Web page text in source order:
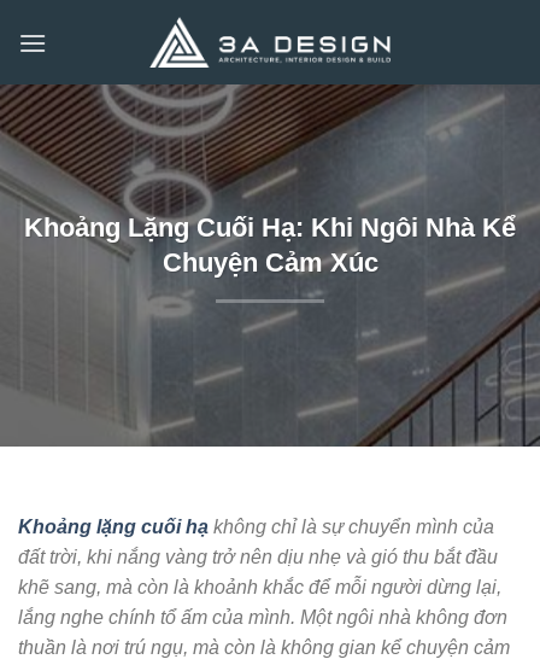
qua
dung
Khoảng Lặng Cuối Hạ: Khi Ngôi Nhà Kể
Chuyện Cảm Xúc
Khoảng lặng cuối hạ không chỉ là sự chuyển mình của
đất trời, khi nắng vàng trở nên dịu nhẹ và gió thu bắt đầu
khẽ sang, mà còn là khoảnh khắc để mỗi người dừng lại,
lắng nghe chính tổ ấm của mình. Một ngôi nhà không đơn
thuần là nơi trú ngụ, mà còn là không gian kể chuyện cảm